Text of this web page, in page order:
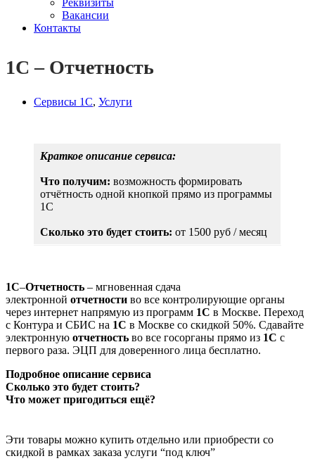
Реквизиты
Вакансии
Контакты
1С – Отчетность
Сервисы 1С, Услуги
Краткое описание сервиса:
Что получим: возможность формировать
отчётность одной кнопкой прямо из программы
1С
Сколько это будет стоить: от 1500 руб / месяц
1С–Отчетность – мгновенная сдача
электронной отчетности во все контролирующие органы
через интернет напрямую из программ 1С в Москве. Переход
с Контура и СБИС на 1С в Москве со скидкой 50%. Сдавайте
электронную отчетность во все госорганы прямо из 1С с
первого раза. ЭЦП для доверенного лица бесплатно.
Подробное описание сервиса
Сколько это будет стоить?
Что может пригодиться ещё?
Эти товары можно купить отдельно или приобрести со
скидкой в рамках заказа услуги “под ключ”